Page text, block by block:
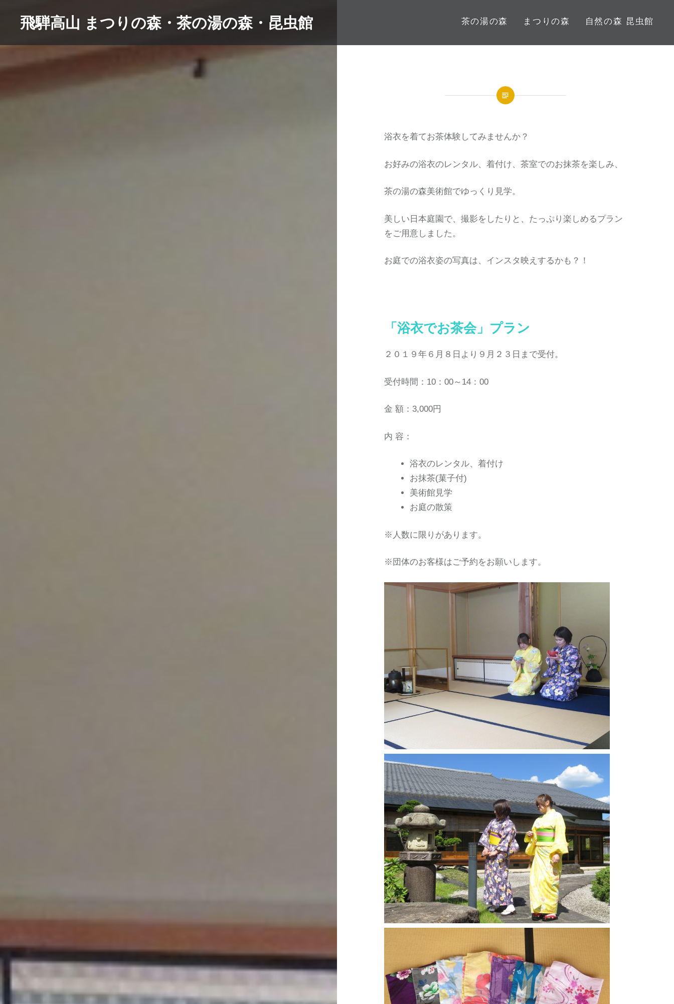
ン
飛騨高山 まつりの森・茶の湯の森・昆虫館 茶の湯の森 まつりの森 自然の森 昆虫館
浴衣を着てお茶体験してみませんか？
お好みの浴衣のレンタル、着付け、茶室でのお抹茶を楽しみ、
茶の湯の森美術館でゆっくり見学。
美しい日本庭園で、撮影をしたりと、たっぷり楽しめるプラン
をご用意しました。
お庭での浴衣姿の写真は、インスタ映えするかも？！
「浴衣でお茶会」プラン
２０１９年６月８日より９月２３日まで受付。
受付時間：10：00～14：00
金 額：3,000円
内 容：
浴衣のレンタル、着付け
お抹茶(菓子付)
美術館見学
お庭の散策
※人数に限りがあります。
※団体のお客様はご予約をお願いします。